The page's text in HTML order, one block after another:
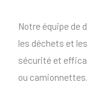
Notre équipe de
les déchets et
sécurité et
ou camionnettes.